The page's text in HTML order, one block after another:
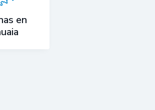
en